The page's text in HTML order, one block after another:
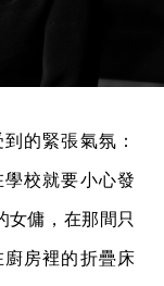
的緊張氣氛：
學校就要小心發
女傭，在那間只
房裡的折疊床